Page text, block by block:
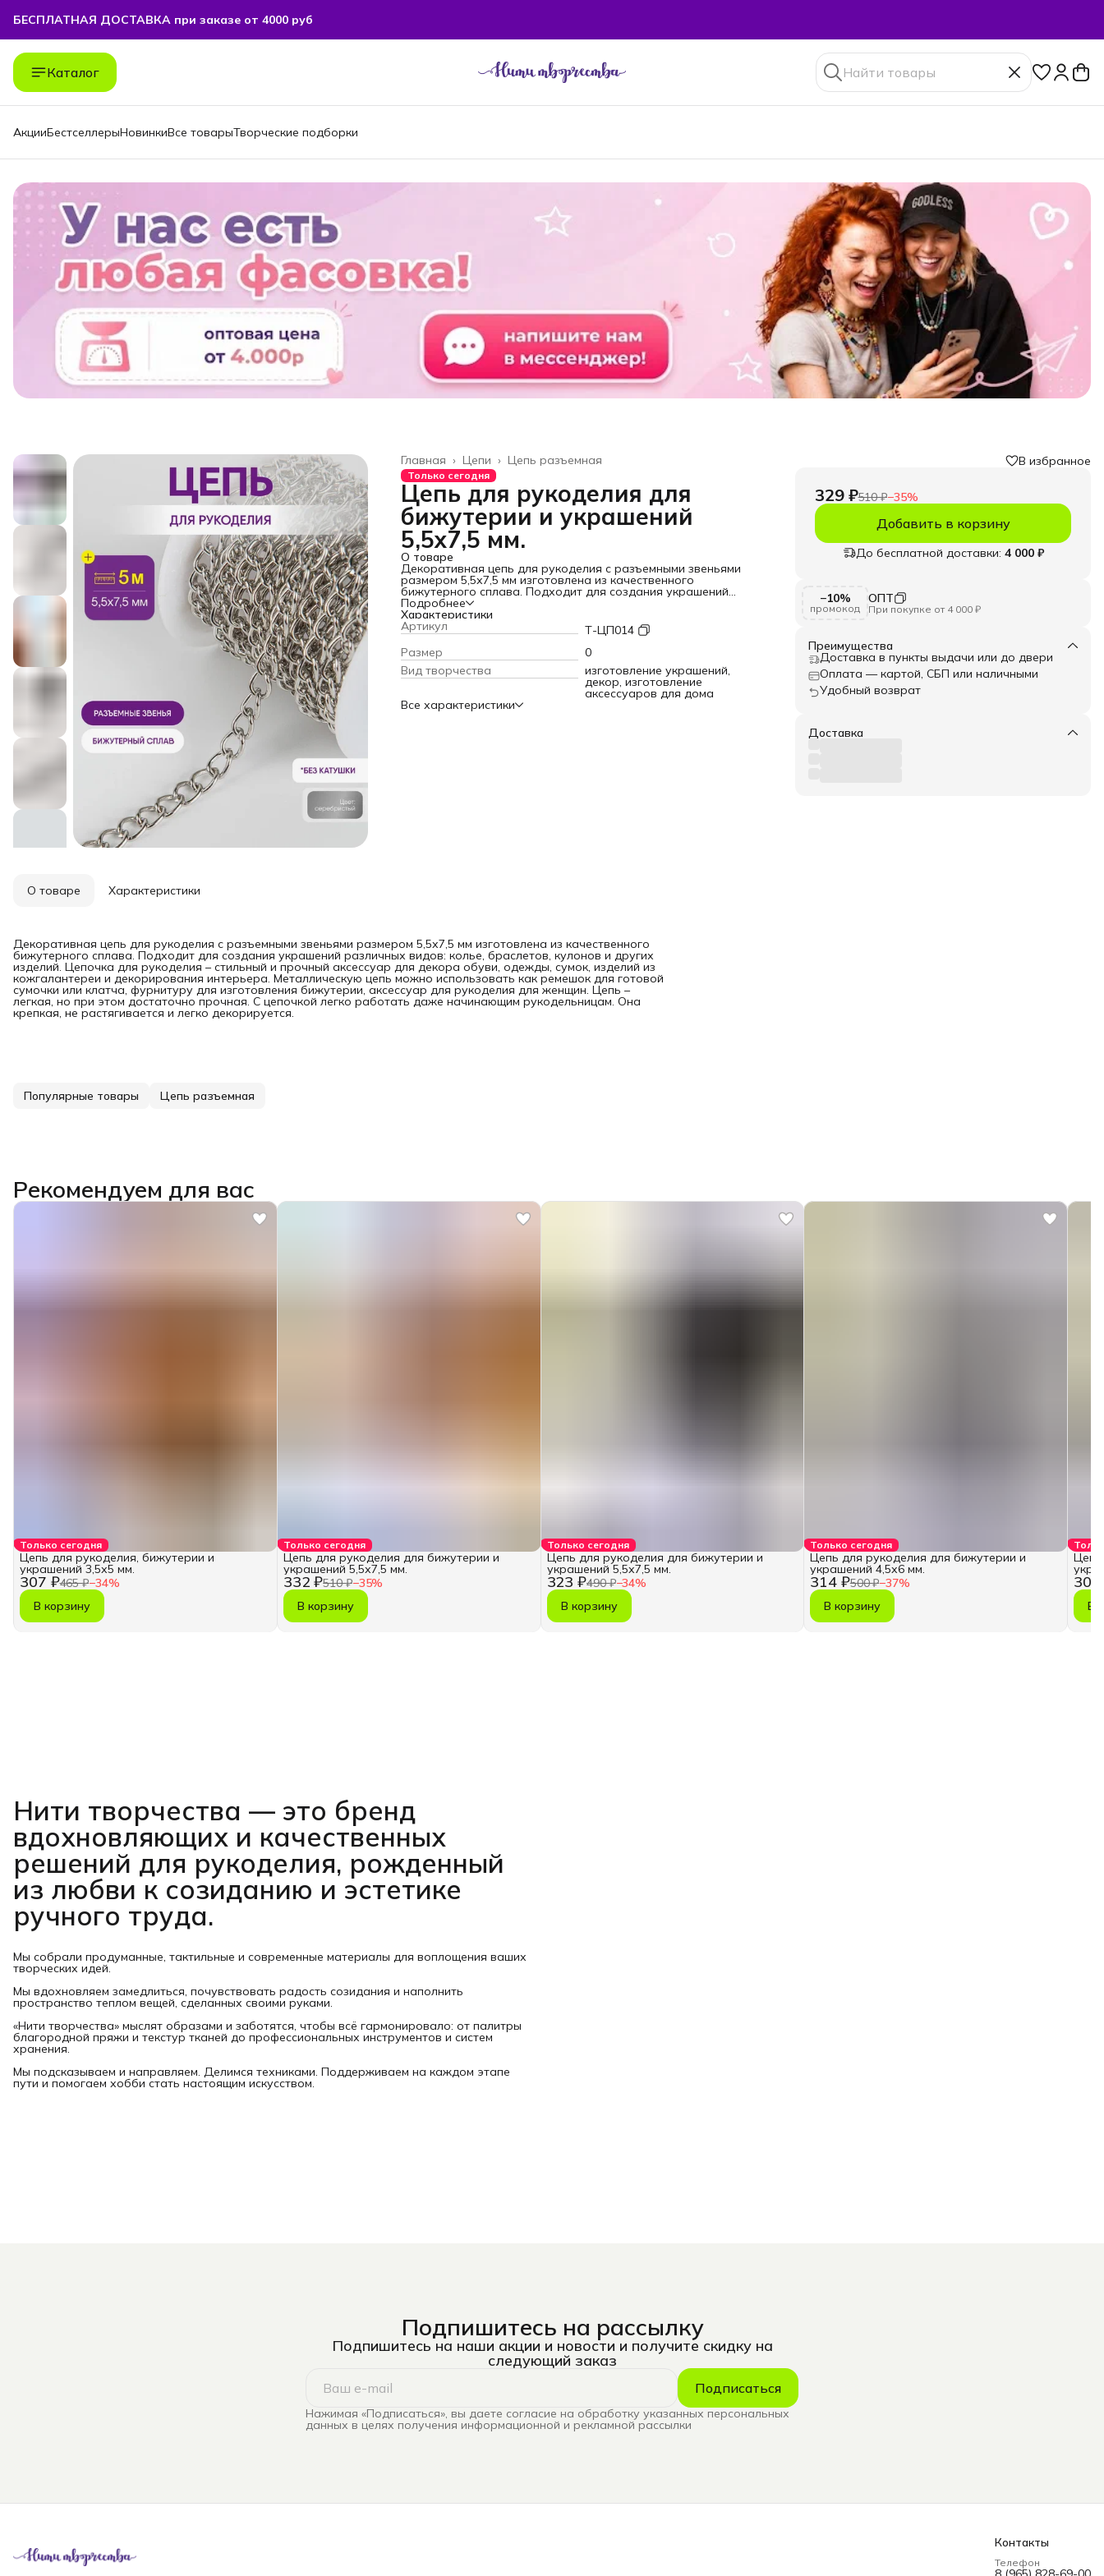
БЕСПЛАТНАЯ ДОСТАВКА при заказе от 4000 руб
БЕСПЛАТНАЯ ДОСТАВКА при заказе от 4000 руб
Каталог
АкцииБестселлерыНовинкиВсе товарыТворческие подборки
Цепь разъемная
Цепи ›
Главная ›
Только сегодня
Цепь для рукоделия для
бижутерии и украшений
5,5х7,5 мм.
О товаре
Декоративная цепь для рукоделия с разъемными звеньями
размером 5,5х7,5 мм изготовлена из качественного
бижутерного сплава. Подходит для создания украшений
различных видов: колье, браслетов, кулонов и других изделий.
Цепочка для рукоделия – стильный и прочный аксессуар для
декора обуви, одежды, сумок, изделий из кожгалантереи и
декорирования интерьера. Металлическую цепь можно
использовать как ремешок для готовой сумочки или клатча,
фурнитуру для изготовления бижутерии, аксессуар для
рукоделия для женщин. Цепь – легкая, но при этом достаточно
прочная. С цепочкой легко работать даже начинающим
рукодельницам. Она крепкая, не растягивается и легко
декорируется.
Подробнее
Характеристики
Артикул
Т-ЦП014
Размер
0
Вид творчества
изготовление украшений,
декор, изготовление
аксессуаров для дома
Все характеристики
В избранное
329 ₽510 ₽−35%
Добавить в корзину
До бесплатной доставки: 4 000 ₽
−10%
промокод
ОПТ
При покупке от 4 000 ₽
Преимущества
Доставка в пункты выдачи или до двери
Оплата — картой, СБП или наличными
Удобный возврат
Доставка
О товаре Характеристики
Декоративная цепь для рукоделия с разъемными звеньями размером 5,5х7,5 мм изготовлена из качественного
бижутерного сплава. Подходит для создания украшений различных видов: колье, браслетов, кулонов и других
изделий. Цепочка для рукоделия – стильный и прочный аксессуар для декора обуви, одежды, сумок, изделий из
кожгалантереи и декорирования интерьера. Металлическую цепь можно использовать как ремешок для готовой
сумочки или клатча, фурнитуру для изготовления бижутерии, аксессуар для рукоделия для женщин. Цепь –
легкая, но при этом достаточно прочная. С цепочкой легко работать даже начинающим рукодельницам. Она
крепкая, не растягивается и легко декорируется.
Популярные товары Цепь разъемная
Рекомендуем для вас
Только сегодня
307 ₽465 ₽−34%
Цепь для рукоделия, бижутерии и
украшений 3,5х5 мм.
В корзину
Только сегодня
332 ₽510 ₽−35%
Цепь для рукоделия для бижутерии и
украшений 5,5х7,5 мм.
В корзину
Только сегодня
323 ₽490 ₽−34%
Цепь для рукоделия для бижутерии и
украшений 5,5х7,5 мм.
В корзину
Только сегодня
314 ₽500 ₽−37%
Цепь для рукоделия для бижутерии и
украшений 4,5х6 мм.
В корзину
302
Цепь
В
Нити творчества — это бренд
вдохновляющих и качественных
решений для рукоделия, рожденный
из любви к созиданию и эстетике
ручного труда.
Мы собрали продуманные, тактильные и современные материалы для воплощения ваших
творческих идей.
Мы вдохновляем замедлиться, почувствовать радость созидания и наполнить
пространство теплом вещей, сделанных своими руками.
«Нити творчества» мыслят образами и заботятся, чтобы всё гармонировало: от палитры
благородной пряжи и текстур тканей до профессиональных инструментов и систем
хранения.
Мы подсказываем и направляем. Делимся техниками. Поддерживаем на каждом этапе
пути и помогаем хобби стать настоящим искусством.
Подпишитесь на рассылку
Подпишитесь на наши акции и новости и получите скидку на
следующий заказ
Подписаться
Нажимая «Подписаться», вы даете согласие на обработку указанных персональных
данных в целях получения информационной и рекламной рассылки
Контакты
Телефон